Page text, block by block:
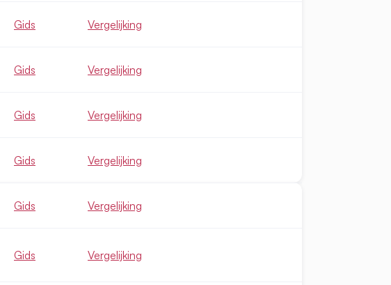
Gids Vergelijking
Gids Vergelijking
Gids Vergelijking
Gids Vergelijking
Gids Vergelijking
Gids Vergelijking